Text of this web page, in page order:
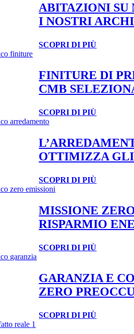
ABITAZIONI SU
I NOSTRI
SCOPRI DI PIÙ
FINITURE DI
CMB
SCOPRI DI PIÙ
OTTIMIZZA GLI
SCOPRI DI PIÙ
MISSIONE
RISPARMIO
SCOPRI DI PIÙ
GARANZIA E
ZERO
SCOPRI DI PIÙ